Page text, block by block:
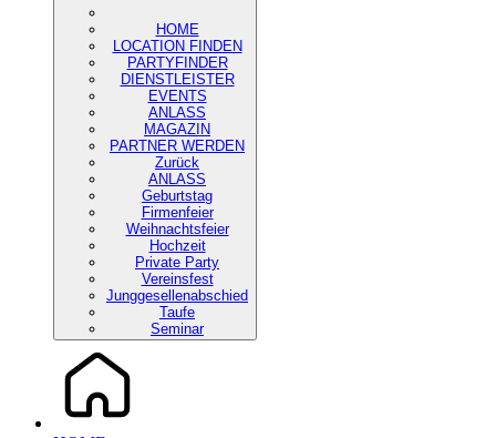
HOME
LOCATION FINDEN
PARTYFINDER
DIENSTLEISTER
EVENTS
ANLASS
MAGAZIN
PARTNER WERDEN
Zurück
ANLASS
Geburtstag
Firmenfeier
Weihnachtsfeier
Hochzeit
Private Party
Vereinsfest
Junggesellenabschied
Taufe
Seminar